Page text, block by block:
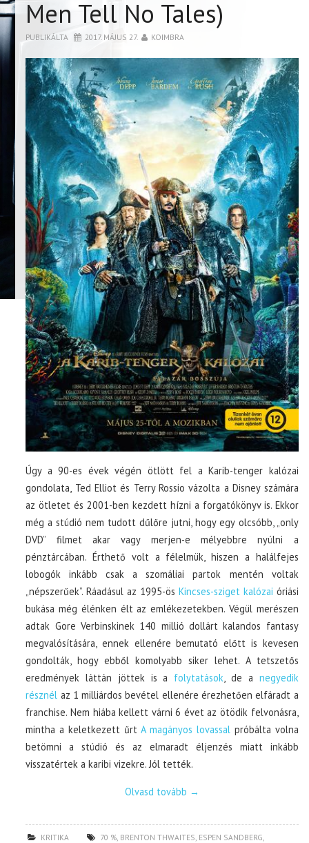
Men Tell No Tales)
PUBLIKÁLTA 2017. MÁJUS 27. KOIMBRA
Úgy a 90-es évek végén ötlött fel a Karib-tenger kalózai
gondolata, Ted Elliot és Terry Rossio vázolta a Disney számára
az ötletet és 2001-ben kezdett hízni a forgatókönyv is. Ekkor
még a stúdió nem tudott dűlőre jutni, hogy egy olcsóbb, „only
DVD” filmet akar vagy merjen-e mélyebbre nyúlni a
pénztárcában. Érthető volt a félelmük, hiszen a halálfejes
lobogók inkább csak a szomáliai partok mentén voltak
„népszerűek”. Ráadásul az 1995-ös Kincses-sziget kalózai óriási
bukása még élénken élt az emlékezetekben. Végül merészen
adtak Gore Verbinskinek 140 millió dollárt kalandos fantasy
megvalósítására, ennek ellenére bemutató előtt is kevesen
gondolták, hogy ebből komolyabb siker lehet. A tetszetős
eredmények láttán jöttek is a folytatások, de a negyedik
résznél az 1 milliárdos bevétel ellenére érezhetően elfáradt a
franchise. Nem hiába kellett várni 6 évet az ötödik felvonásra,
mintha a keletkezett űrtA magányos lovassal próbálta volna
betömni a stúdió és az elmaradt éljenzés miatt inkább
visszatértek a karibi vizekre. Jól tették.
Olvasd tovább →
KRITIKA 70 %, BRENTON THWAITES, ESPEN SANDBERG,